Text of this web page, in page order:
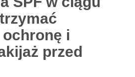
i
przed